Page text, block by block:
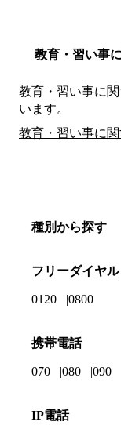
教育・習い事
教育・習い事に
います。
教育・習い事に
種別から探す
フリーダイヤル
0120 0800
携帯電話
070 080 090
IP電話